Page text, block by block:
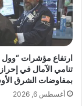
وتابعت “نوضح
السياسات التي
مهتمين بها ولن
ك
س
ل
ا
ح
ح
ر
ب
ن
ت
و
سّ
ع
ا
ن
ت
ارتفاع مؤشرات
تنامي الآمال في
بمفاوضات الشرق
أغسطس 6, 2026